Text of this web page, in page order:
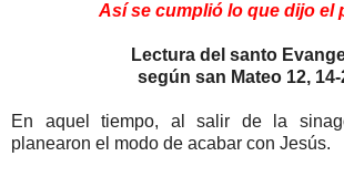
Así se cumplió lo que dijo el
Lectura del santo
según san Mateo 12, 14-
En aquel tiempo, al salir de la
planearon el modo de acabar con Jesús.